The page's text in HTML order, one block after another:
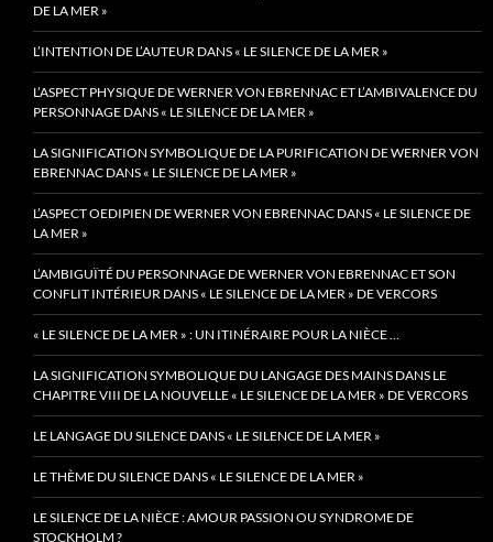
DE LA MER »
L’INTENTION DE L’AUTEUR DANS « LE SILENCE DE LA MER »
L’ASPECT PHYSIQUE DE WERNER VON EBRENNAC ET L’AMBIVALENCE DU
PERSONNAGE DANS « LE SILENCE DE LA MER »
LA SIGNIFICATION SYMBOLIQUE DE LA PURIFICATION DE WERNER VON
EBRENNAC DANS « LE SILENCE DE LA MER »
L’ASPECT OEDIPIEN DE WERNER VON EBRENNAC DANS « LE SILENCE DE
LA MER »
L’AMBIGUÏTÉ DU PERSONNAGE DE WERNER VON EBRENNAC ET SON
CONFLIT INTÉRIEUR DANS « LE SILENCE DE LA MER » DE VERCORS
« LE SILENCE DE LA MER » : UN ITINÉRAIRE POUR LA NIÈCE …
LA SIGNIFICATION SYMBOLIQUE DU LANGAGE DES MAINS DANS LE
CHAPITRE VIII DE LA NOUVELLE « LE SILENCE DE LA MER » DE VERCORS
LE LANGAGE DU SILENCE DANS « LE SILENCE DE LA MER »
LE THÈME DU SILENCE DANS « LE SILENCE DE LA MER »
LE SILENCE DE LA NIÈCE : AMOUR PASSION OU SYNDROME DE
STOCKHOLM ?